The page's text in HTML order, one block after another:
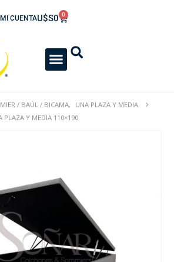
MI CUENTAU$S0 0
/ BAÚL / BICAMA,
UNA PLAZA Y MEDIA
PLAZA Y MEDIA 110×190